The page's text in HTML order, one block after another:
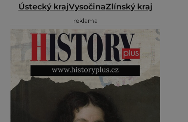
Ústecký krajVysočinaZlínský kraj
reklama